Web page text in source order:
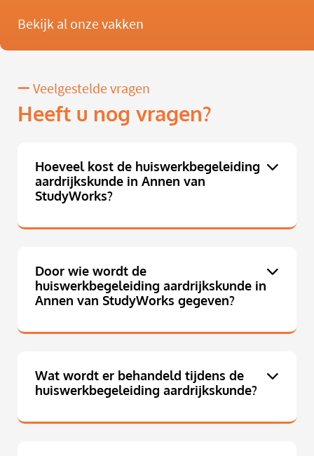
Bekijk al onze vakken
Veelgestelde vragen
Heeft u nog vragen?
Hoeveel kost de huiswerkbegeleiding
aardrijkskunde in Annen van
StudyWorks?
Door wie wordt de
huiswerkbegeleiding aardrijkskunde in
Annen van StudyWorks gegeven?
Wat wordt er behandeld tijdens de
huiswerkbegeleiding aardrijkskunde?